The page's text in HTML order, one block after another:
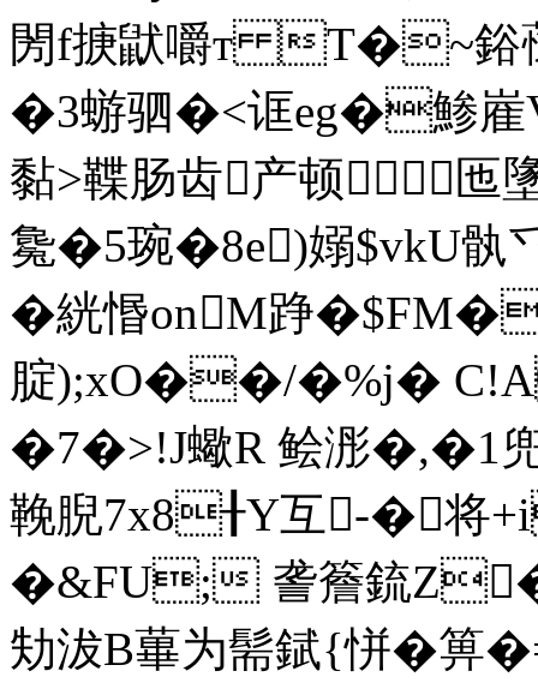
閍f掶鼣嚼т T�~鋊
�3蝣驷�<诓eg�鯵嵟V
黏>鞢肠齿产顿匜
毚�5琬�8e)嫋$vkU骫乊
�絖惽onM踭�$FM�/
腚);xO��/�%j�
�7�>!J蠍R 鲙浵�,�1
鞔腉7x8╂Y互-�将
�&FU; 詟簷鋶
劮沷B蓽为髵錻{恲�